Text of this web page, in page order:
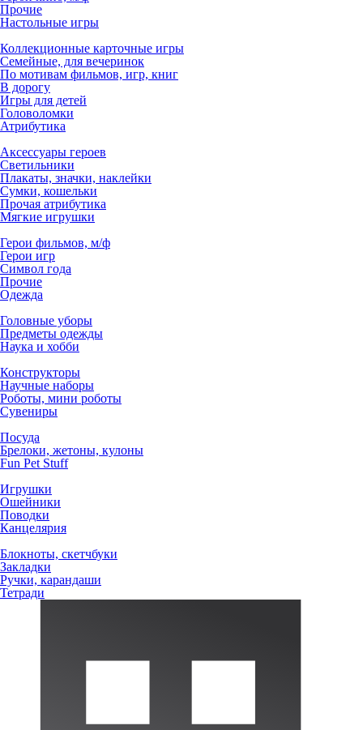
Прочие
Настольные игры
Коллекционные карточные игры
Семейные, для вечеринок
По мотивам фильмов, игр, книг
В дорогу
Игры для детей
Головоломки
Атрибутика
Аксессуары героев
Светильники
Плакаты, значки, наклейки
Сумки, кошельки
Прочая атрибутика
Мягкие игрушки
Герои фильмов, м/ф
Герои игр
Символ года
Прочие
Одежда
Головные уборы
Предметы одежды
Наука и хобби
Конструкторы
Научные наборы
Роботы, мини роботы
Сувениры
Посуда
Брелоки, жетоны, кулоны
Fun Pet Stuff
Игрушки
Ошейники
Поводки
Канцелярия
Блокноты, скетчбуки
Закладки
Ручки, карандаши
Тетради